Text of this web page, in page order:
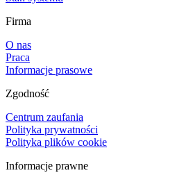
Firma
O nas
Praca
Informacje prasowe
Zgodność
Centrum zaufania
Polityka prywatności
Polityka plików cookie
Informacje prawne